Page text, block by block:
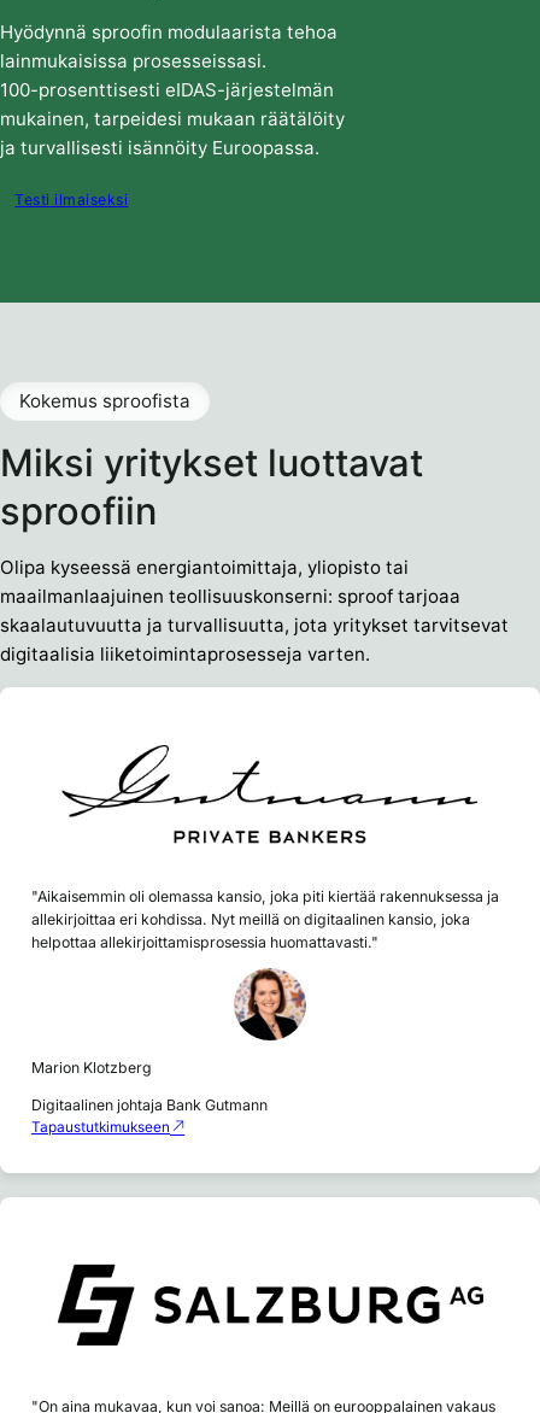
Hyödynnä sproofin modulaarista tehoa
lainmukaisissa prosesseissasi.
100-prosenttisesti eIDAS-järjestelmän
mukainen, tarpeidesi mukaan räätälöity
ja turvallisesti isännöity Euroopassa.
Testi ilmaiseksi
Kokemus sproofista
Miksi yritykset luottavat
sproofiin
Olipa kyseessä energiantoimittaja, yliopisto tai
maailmanlaajuinen teollisuuskonserni: sproof tarjoaa
skaalautuvuutta ja turvallisuutta, jota yritykset tarvitsevat
digitaalisia liiketoimintaprosesseja varten.
"Aikaisemmin oli olemassa kansio, joka piti kiertää rakennuksessa ja
allekirjoittaa eri kohdissa. Nyt meillä on digitaalinen kansio, joka
helpottaa allekirjoittamisprosessia huomattavasti."
Marion Klotzberg
Digitaalinen johtaja Bank Gutmann
Tapaustutkimukseen
"On aina mukavaa, kun voi sanoa: Meillä on eurooppalainen vakaus